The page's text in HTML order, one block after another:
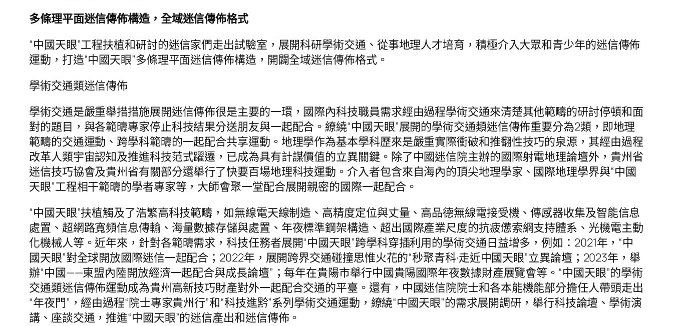
多條理平面迷信傳佈構造，全域迷信傳佈格式
“中國天眼”工程扶植和研討的迷信家們走出試驗室，展開科研學術交通、從事地理人才培育，積極介入大眾和青少年的迷信傳佈
運動，打造“中國天眼”多條理平面迷信傳佈構造，開闢全域迷信傳佈格式。
學術交通類迷信傳佈
學術交通是嚴重舉措措施展開迷信傳佈很是主要的一環，國際內科技職員需求經由過程學術交通來清楚其他範疇的研討停頓和面
對的題目，與各範疇專家停止科技結果分送朋友與一起配合。繚繞“中國天眼”展開的學術交通類迷信傳佈重要分為2類，即地理
範疇的交通運動、跨學科範疇的一起配合共享運動。地理學作為基本學科歷來是嚴重實際衝破和推翻性技巧的泉源，其經由過程
改革人類宇宙認知及推進科技范式躍遷，已成為具有計謀價值的立異關鍵。除了中國迷信院主辦的國際射電地理論壇外，貴州省
迷信技巧協會及貴州省有關部分還舉行了快要百場地理科技運動。介入者包含來自海內的頂尖地理學家、國際地理學界與“中國
天眼”工程相干範疇的學者專家等，大師會聚一堂配合展開親密的國際一起配合。
“中國天眼”扶植觸及了浩繁高科技範疇，如無線電天線制造、高精度定位與丈量、高品德無線電接受機、傳感器收集及智能信息
處置、超網路寬頻信息傳輸、海量數據存儲與處置、年夜標準鋼架構造、超出國際產業尺度的抗疲憊索網支持體系、光機電主動
化機械人等。近年來，針對各範疇需求，科技任務者展開“中國天眼”跨學科穿插利用的學術交通日益增多，例如：2021年，“中
國天眼”對全球開放國際迷信一起配合；2022年，展開跨界交通碰撞思惟火花的“秒聚青科·走近中國天眼”立異論壇；2023年，舉
辦“中國——東盟內陸開放經濟一起配合與成長論壇”；每年在貴陽市舉行中國貴陽國際年夜數據財產展覽會等。“中國天眼”的學術
交通類迷信傳佈運動成為貴州高新技巧財產對外一起配合交通的平臺。還有，中國迷信院院士和各本能機能部分擔任人帶頭走出
“年夜門”，經由過程“院士專家貴州行”和“科技進黔”系列學術交通運動，繚繞“中國天眼”的需求展開調研，舉行科技論壇、學術演
講、座談交通，推進“中國天眼”的迷信產出和迷信傳佈。